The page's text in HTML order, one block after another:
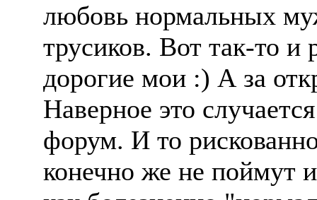
любовь нормальных
трусиков. Вот так-то и
дорогие мои :) А за
Наверное это
форум. И то
конечно же не поймут